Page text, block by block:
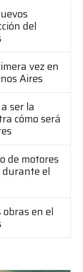
del
vez en
Aires
ser la
cómo será
de motores
el
en el